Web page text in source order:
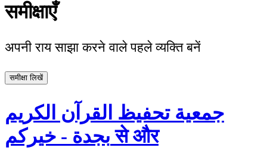
समीक्षाएँ
अपनी राय साझा करने वाले पहले व्यक्ति बनें
समीक्षा लिखें
جمعية تحفيظ القرآن الكريم
بجدة - خيركم से और